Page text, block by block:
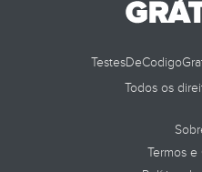
Todos os
Termos